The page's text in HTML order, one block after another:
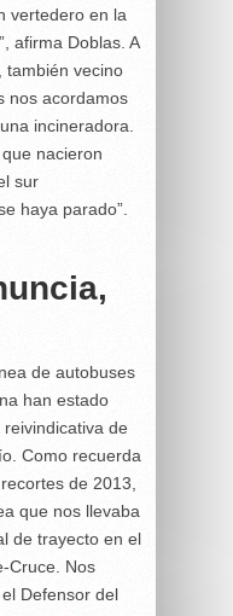
vertedero en la
afirma Doblas. A
también vecino
nos acordamos
incineradora.
nacieron
sur
haya parado”.
de autobuses
han estado
de
Como recuerda
de 2013,
que nos llevaba
de trayecto en el
Cruce. Nos
Defensor del